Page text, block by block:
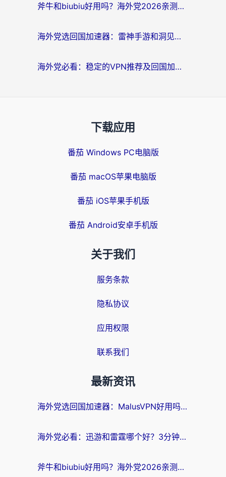
斧牛和biubiu好用吗？海外党2026亲测回国加速器指南，附番茄加速器深度体验
海外党选回国加速器：雷神手游和洞见哪个好？附iPhone免费VPN推荐及ChickCNUfunR实测
海外党必看：稳定的VPN推荐及回国加速器选择全攻略——告别地域限制，轻松刷国内资源
下载应用
番茄 Windows PC电脑版
番茄 macOS苹果电脑版
番茄 iOS苹果手机版
番茄 Android安卓手机版
关于我们
服务条款
隐私协议
应用权限
联系我们
最新资讯
海外党选回国加速器：MalusVPN好用吗？和快帆VPN哪个好？附真实对比与避坑指南
海外党必看：迅游和雷霆哪个好？3分钟教你选对回国加速器，无缝刷国内剧玩手游
斧牛和biubiu好用吗？海外党2026亲测回国加速器指南，附番茄加速器深度体验